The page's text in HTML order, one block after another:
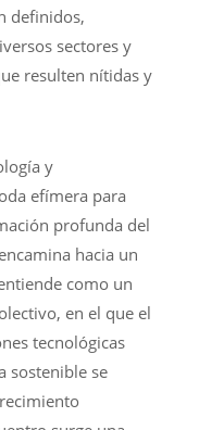
definidos,
sectores y
resulten nítidas y
y
efímera para
profunda del
hacia un
como un
en el que el
tecnológicas
sostenible se